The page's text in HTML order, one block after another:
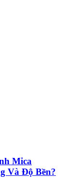
Mica
Và Độ Bền?